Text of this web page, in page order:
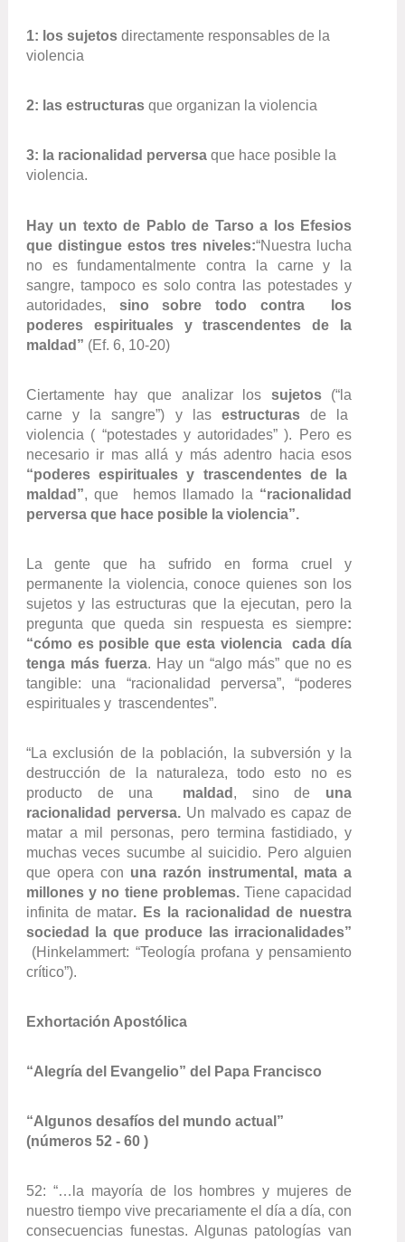
1: los sujetos directamente responsables de la
violencia
2: las estructuras que organizan la violencia
3: la racionalidad perversa que hace posible la
violencia.
Hay un texto de Pablo de Tarso a los Efesios
que distingue estos tres niveles:“Nuestra lucha
no es fundamentalmente contra la carne y la
sangre, tampoco es solo contra las potestades y
autoridades, sino sobre todo contra
los
poderes espirituales y trascendentes de la
maldad” (Ef. 6, 10-20)
Ciertamente hay que analizar los sujetos(“la
carne y la sangre”) y las estructurasde la
violencia ( “potestades y autoridades” ). Pero es
necesario ir mas allá y más adentro hacia esos
“poderes espirituales y trascendentes de la
maldad”, que hemos llamado la “racionalidad
perversa que hace posible la violencia”.
La gente que ha sufrido en forma cruel y
permanente la violencia, conoce quienes son los
sujetos y las estructuras que la ejecutan, pero la
pregunta que queda sin respuesta es siempre:
“cómo es posible que esta violencia
cada día
tenga más fuerza. Hay un “algo más” que no es
tangible: una “racionalidad perversa”, “poderes
espirituales y trascendentes”.
“La exclusión de la población, la subversión y la
destrucción de la naturaleza, todo esto no es
producto de una
maldad , sino de una
racionalidad perversa.Un malvado es capaz de
matar a mil personas, pero termina fastidiado, y
muchas veces sucumbe al suicidio. Pero alguien
que opera con una razón instrumental, mata a
millones y no tiene problemas.Tiene capacidad
infinita de matar. Es la racionalidad de nuestra
sociedad la que produce las irracionalidades”
(Hinkelammert: “Teología profana y pensamiento
crítico”).
Exhortación Apostólica
“Alegría del Evangelio” del Papa Francisco
“Algunos desafíos del mundo actual”
(números 52 - 60 )
52: “…la mayoría de los hombres y mujeres de
nuestro tiempo vive precariamente el día a día, con
consecuencias funestas. Algunas patologías van